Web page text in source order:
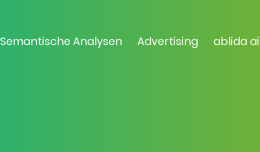
Semantische Analysen Advertising ablida ai